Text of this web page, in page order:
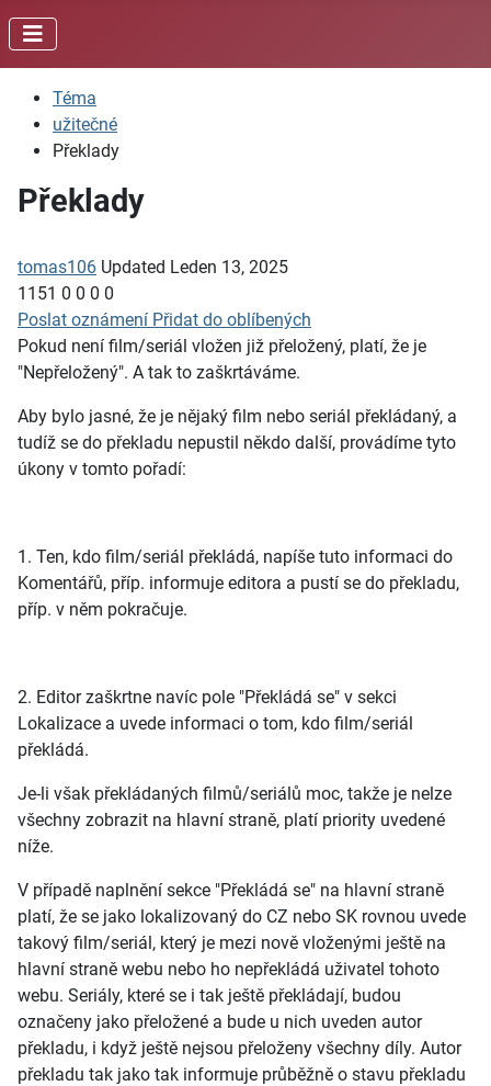
Téma
užitečné
Překlady
Překlady
tomas106 Updated Leden 13, 2025
1151 0 0 0 0
Poslat oznámení Přidat do oblíbených
Pokud není film/seriál vložen již přeložený, platí, že je
"Nepřeložený". A tak to zaškrtáváme.
Aby bylo jasné, že je nějaký film nebo seriál překládaný, a
tudíž se do překladu nepustil někdo další, provádíme tyto
úkony v tomto pořadí:
1. Ten, kdo film/seriál překládá, napíše tuto informaci do
Komentářů, příp. informuje editora a pustí se do překladu,
příp. v něm pokračuje.
2. Editor zaškrtne navíc pole "Překládá se" v sekci
Lokalizace a uvede informaci o tom, kdo film/seriál
překládá.
Je-li však překládaných filmů/seriálů moc, takže je nelze
všechny zobrazit na hlavní straně, platí priority uvedené
níže.
V případě naplnění sekce "Překládá se" na hlavní straně
platí, že se jako lokalizovaný do CZ nebo SK rovnou uvede
takový film/seriál, který je mezi nově vloženými ještě na
hlavní straně webu nebo ho nepřekládá uživatel tohoto
webu. Seriály, které se i tak ještě překládají, budou
označeny jako přeložené a bude u nich uveden autor
překladu, i když ještě nejsou přeloženy všechny díly. Autor
překladu tak jako tak informuje průběžně o stavu překladu